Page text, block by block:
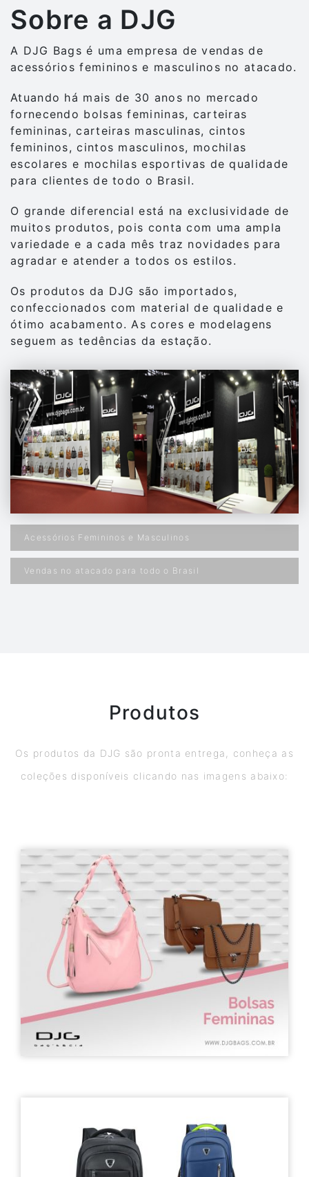
Sobre a DJG
A DJG Bags é uma empresa de vendas de
acessórios femininos e masculinos no atacado.
Atuando há mais de 30 anos no mercado
fornecendo bolsas femininas, carteiras
femininas, carteiras masculinas, cintos
femininos, cintos masculinos, mochilas
escolares e mochilas esportivas de qualidade
para clientes de todo o Brasil.
O grande diferencial está na exclusividade de
muitos produtos, pois conta com uma ampla
variedade e a cada mês traz novidades para
agradar e atender a todos os estilos.
Os produtos da DJG são importados,
confeccionados com material de qualidade e
ótimo acabamento. As cores e modelagens
seguem as tedências da estação.
Acessórios Femininos e Masculinos
Vendas no atacado para todo o Brasil
Produtos
Os produtos da DJG são pronta entrega, conheça as
coleções disponíveis clicando nas imagens abaixo: